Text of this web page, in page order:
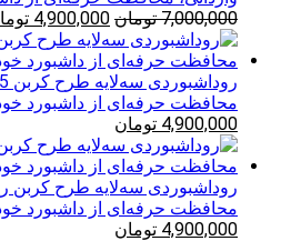
7,000,000 تومان قیمت
اصلی
7,000,000
بود.
4,900,000
محافظت حرفه‌ای از داشبورد
قیمت
اصلی
7,000,000 تومان
بود.
4,900,000 تومان
فعلی
4,900,000
است.
روداشبوردی سه‌لایه طرح کربن
محافظت حرفه‌ای از داشبورد
قیمت
4,900,000 تومان